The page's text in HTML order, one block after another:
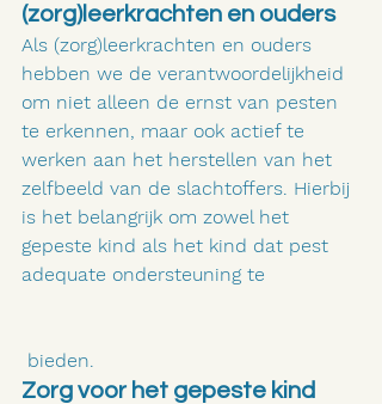
(zorg)leerkrachten en ouders
Als (zorg)leerkrachten en ouders
hebben we de verantwoordelijkheid
om niet alleen de ernst van pesten
te erkennen, maar ook actief te
werken aan het herstellen van het
zelfbeeld van de slachtoffers. Hierbij
is het belangrijk om zowel het
gepeste kind als het kind dat pest
adequate ondersteuning te
bieden.
Zorg voor het gepeste kind